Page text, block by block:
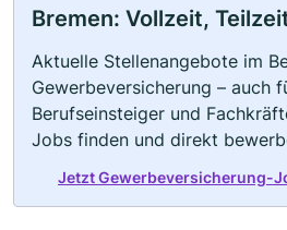
Bremen: Vollzeit,
Aktuelle Stellenangebote im
Gewerbeversicherung – auch
Berufseinsteiger und
Jobs finden und direkt
Jetzt Gewerbeversicherung-